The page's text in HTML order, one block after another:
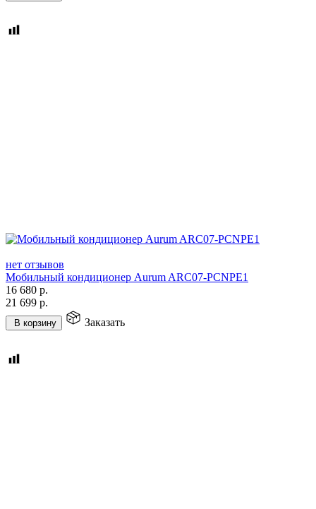
нет отзывов
Мобильный кондиционер Aurum ARC07-PCNPE1
16 680 р.
21 699 р.
В корзину Заказать